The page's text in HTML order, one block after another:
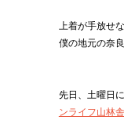
上着が手放せ
僕の地元の奈
先日、土曜日
ンライフ山林舎